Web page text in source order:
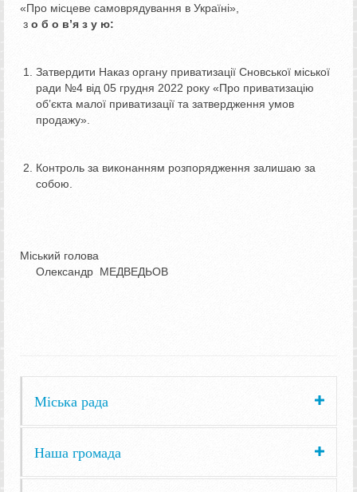
«Про місцеве самоврядування в Україні»,
з о б о в’я з у ю:
Затвердити Наказ органу приватизації Сновської міської
ради №4 від 05 грудня 2022 року «Про приватизацію
об’єкта малої приватизації та затвердження умов
продажу».
Контроль за виконанням розпорядження залишаю за
собою.
Міський голова
Олександр МЕДВЕДЬОВ
Міська рада
Наша громада